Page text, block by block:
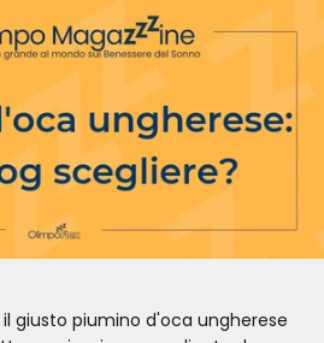
giusto piumino d'oca ungherese